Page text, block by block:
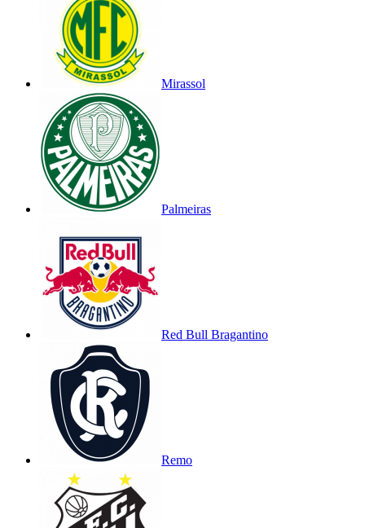
Mirassol
Palmeiras
Red Bull Bragantino
Remo